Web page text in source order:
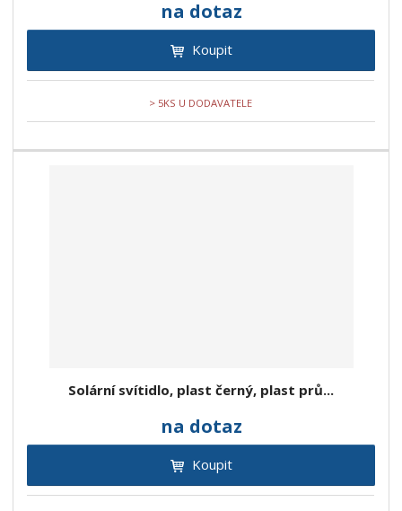
na dotaz
Koupit
> 5KS U DODAVATELE
Solární svítidlo, plast černý, plast prů...
na dotaz
Koupit